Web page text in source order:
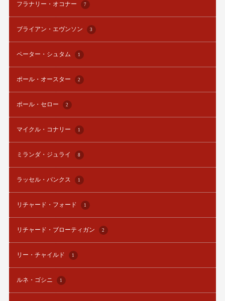
フラナリー・オコナー 7
ブライアン・エヴンソン 3
ペーター・シュタム 1
ポール・オースター 2
ポール・セロー 2
マイクル・コナリー 1
ミランダ・ジュライ 8
ラッセル・バンクス 1
リチャード・フォード 1
リチャード・ブローティガン 2
リー・チャイルド 1
ルネ・ゴシニ 1